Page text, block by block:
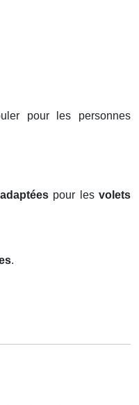
pour les personnes
pour lesvolets
.